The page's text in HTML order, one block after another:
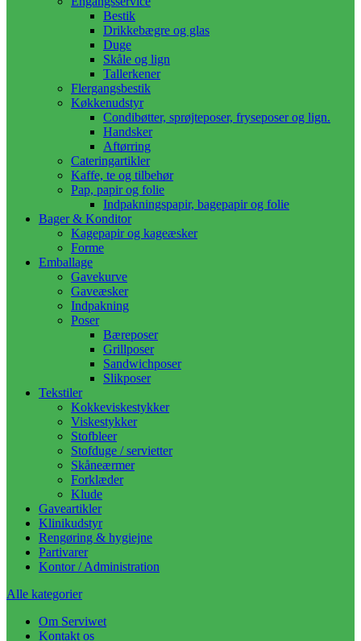
Bestik
Drikkebægre og glas
Duge
Skåle og lign
Tallerkener
Flergangsbestik
Køkkenudstyr
Condibøtter, sprøjteposer, fryseposer og lign.
Handsker
Aftørring
Cateringartikler
Kaffe, te og tilbehør
Pap, papir og folie
Indpakningspapir, bagepapir og folie
Bager & Konditor
Kagepapir og kageæsker
Forme
Emballage
Gavekurve
Gaveæsker
Indpakning
Poser
Bæreposer
Grillposer
Sandwichposer
Slikposer
Tekstiler
Kokkeviskestykker
Viskestykker
Stofbleer
Stofduge / servietter
Skåneærmer
Forklæder
Klude
Gaveartikler
Klinikudstyr
Rengøring & hygiejne
Partivarer
Kontor / Administration
Alle kategorier
Om Serviwet
Kontakt os